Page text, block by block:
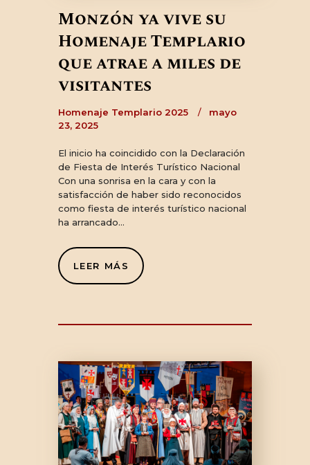
Monzón ya vive su
Homenaje Templario
que atrae a miles de
visitantes
Homenaje Templario 2025
mayo
23, 2025
El inicio ha coincidido con la Declaración
de Fiesta de Interés Turístico Nacional
Con una sonrisa en la cara y con la
satisfacción de haber sido reconocidos
como fiesta de interés turístico nacional
ha arrancado…
LEER MÁS